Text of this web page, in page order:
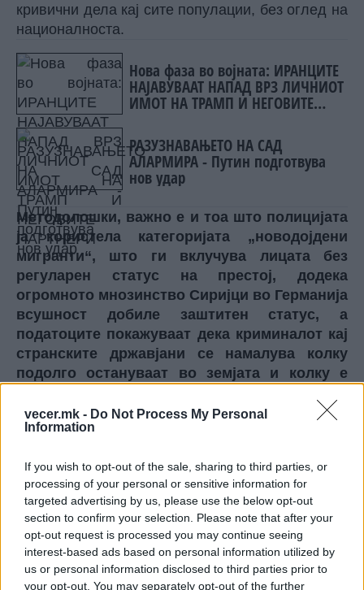
vecer.mk - Do Not Process My Personal
Information
If you wish to opt-out of the sale, sharing to third parties, or
processing of your personal or sensitive information for
targeted advertising by us, please use the below opt-out
section to confirm your selection. Please note that after your
opt-out request is processed you may continue seeing
interest-based ads based on personal information utilized by
us or personal information disclosed to third parties prior to
your opt-out. You may separately opt-out of the further
кривични дела кај сите популации, без оглед на
националноста.
Нова фаза во војната: ИРАНЦИТЕ
НАЈАВУВААТ НАПАД ВРЗ ЛИЧНИОТ
ИМОТ НА ТРАМП И НЕГОВИТЕ
РАЗУЗНАВАЊЕТО НА САД
АЛАРМИРА - Путин подготвува
нов удар
Методолошки, важно е и тоа што полицијата
ја користела категоријата „новодојдени
мигранти“, што ги вклучува лицата без
регуларен статус на престој, додека
огромното мнозинство Сиријци во Германија
всушност добиле заштитен статус, а
податоците покажуваат дека криминалот кај
странските државјани се намалува колку
подолго остануваат во земјата и колку е
Од речиси 1,5 милиони сириски граѓани што
живеат во Германија, 589.890 имаат статус на
само 71.310 имаат постојан престој.
Околу 256.000 Сиријци плаќаат придонеси во
германскиот социјален систем преку работа,
додека само 22,2 проценти од сириските жени
во Германија се регистрирани како вработени,
во споредба со 61,8 проценти од мажите.